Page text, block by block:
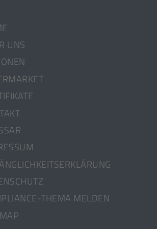
UNS
THEMA MELDEN